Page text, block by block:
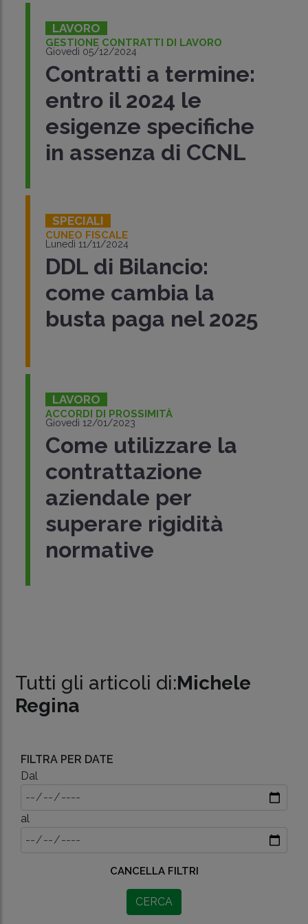
LAVORO
GESTIONE CONTRATTI DI LAVORO
Giovedì 05/12/2024
Contratti a termine:
entro il 2024 le
esigenze specifiche
in assenza di CCNL
SPECIALI
CUNEO FISCALE
Lunedì 11/11/2024
DDL di Bilancio:
come cambia la
busta paga nel 2025
LAVORO
ACCORDI DI PROSSIMITÀ
Giovedì 12/01/2023
Come utilizzare la
contrattazione
aziendale per
superare rigidità
normative
Tutti gli articoli di:Michele
Regina
FILTRA PER DATE
Dal
al
CANCELLA FILTRI
CERCA